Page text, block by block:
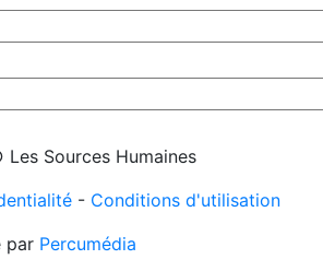
Sources Humaines
- Conditions d'utilisation
par Percumédia